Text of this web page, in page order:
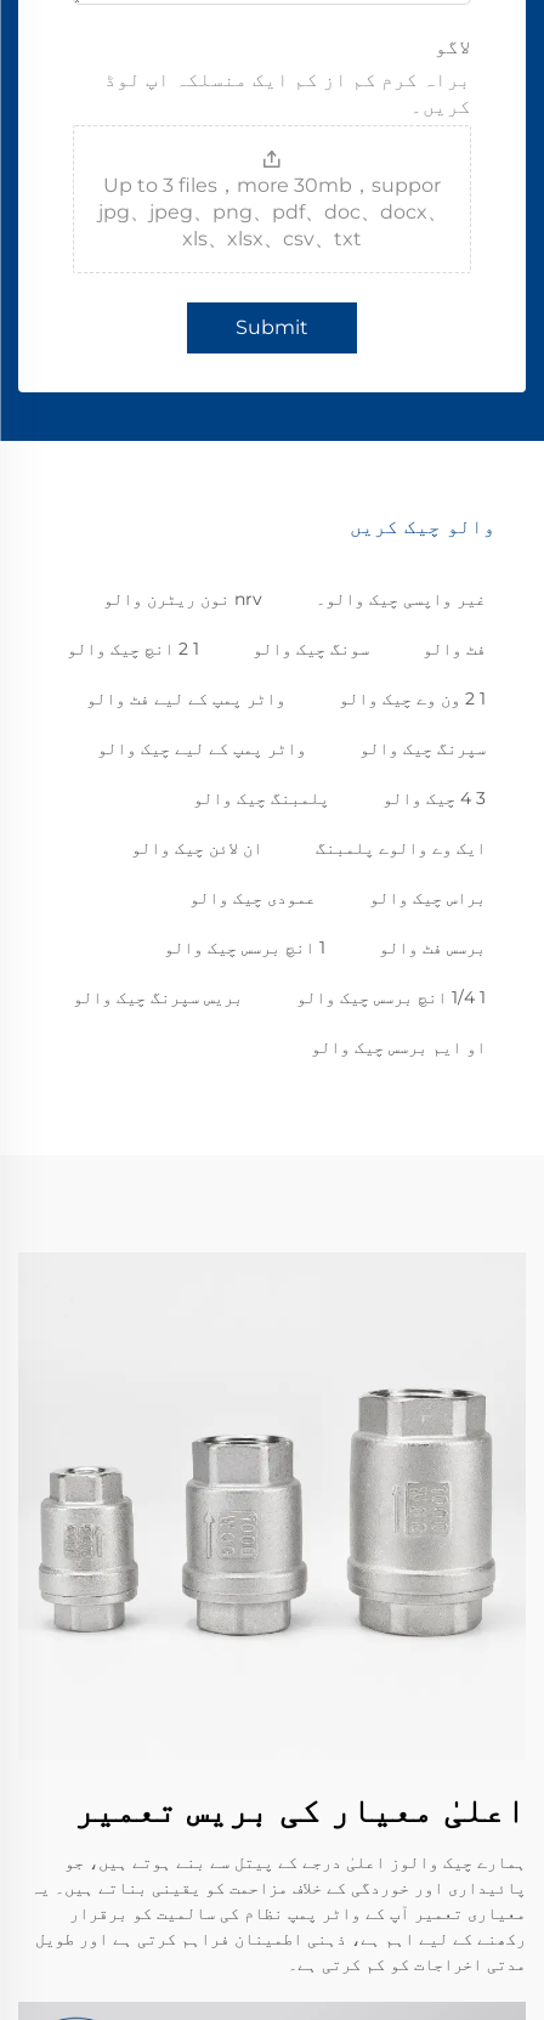
لاگو
براہ کرم کم از کم ایک منسلکہ اپ لوڈ
کریں۔
Up to 3 files，more 30mb，suppor
jpg、jpeg、png、pdf、doc、docx、
xls、xlsx、csv、txt
Submit
والو چیک کریں
غیر واپسی چیک والو۔ nrv نون ریٹرن والو
فٹ والو سونگ چیک والو 1 2 انچ چیک والو
1 2 ون وے چیک والو واٹر پمپ کے لیے فٹ والو
سپرنگ چیک والو واٹر پمپ کے لیے چیک والو
3 4 چیک والو پلمبنگ چیک والو
ایک وے والوے پلمبنگ ان لائن چیک والو
براس چیک والو عمودی چیک والو
برسس فٹ والو 1 انچ برسس چیک والو
1 1/4 انچ برسس چیک والو بریس سپرنگ چیک والو
او ایم برسس چیک والو
اعلیٰ معیار کی بریس تعمیر
ہمارے چیک والوز اعلیٰ درجے کے پیتل سے بنے ہوتے ہیں، جو
پائیداری اور خوردگی کے خلاف مزاحمت کو یقینی بناتے ہیں۔ یہ
معیاری تعمیر آپ کے واٹر پمپ نظام کی سالمیت کو برقرار
رکھنے کے لیے اہم ہے، ذہنی اطمینان فراہم کرتی ہے اور طویل
مدتی اخراجات کو کم کرتی ہے۔